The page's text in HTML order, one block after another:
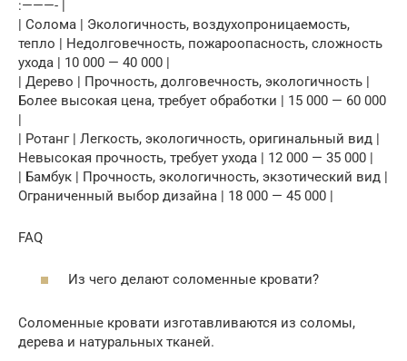
:———- |
| Солома | Экологичность, воздухопроницаемость,
тепло | Недолговечность, пожароопасность, сложность
ухода | 10 000 — 40 000 |
| Дерево | Прочность, долговечность, экологичность |
Более высокая цена, требует обработки | 15 000 — 60 000
|
| Ротанг | Легкость, экологичность, оригинальный вид |
Невысокая прочность, требует ухода | 12 000 — 35 000 |
| Бамбук | Прочность, экологичность, экзотический вид |
Ограниченный выбор дизайна | 18 000 — 45 000 |
FAQ
Из чего делают соломенные кровати?
Соломенные кровати изготавливаются из соломы,
дерева и натуральных тканей.